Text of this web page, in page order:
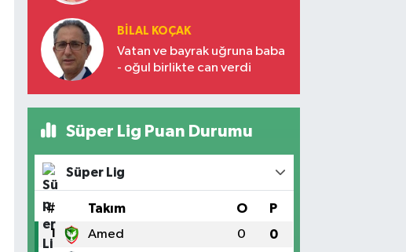
BILAL KOÇAK
Vatan ve bayrak uğruna baba
- oğul birlikte can verdi
Süper Lig Puan Durumu
Süper Lig
# Takım O P
1 Amed 0 0